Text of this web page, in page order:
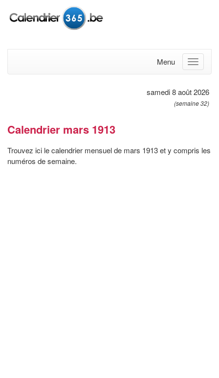
Menu
samedi 8 août 2026
(semaine 32)
Calendrier mars 1913
Trouvez ici le calendrier mensuel de mars 1913 et y compris les
numéros de semaine.